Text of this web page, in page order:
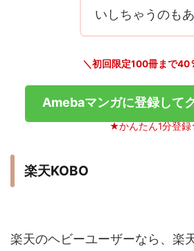
いしちゃうのも
＼初回限定100冊まで40
Amebaマンガに登録して
★かんたん1分登
楽天KOBO
楽天のヘビーユーザーなら、楽